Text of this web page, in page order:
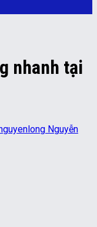
nhanh tại
Nguyễn